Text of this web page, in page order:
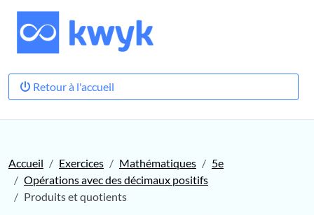
Retour à l'accueil
Accueil Exercices Mathématiques
5e
Opérations avec des décimaux positifs
Produits et quotients